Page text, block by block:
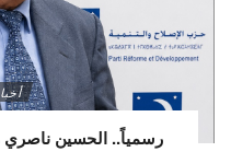
رسمياً.. الحسين ناصري